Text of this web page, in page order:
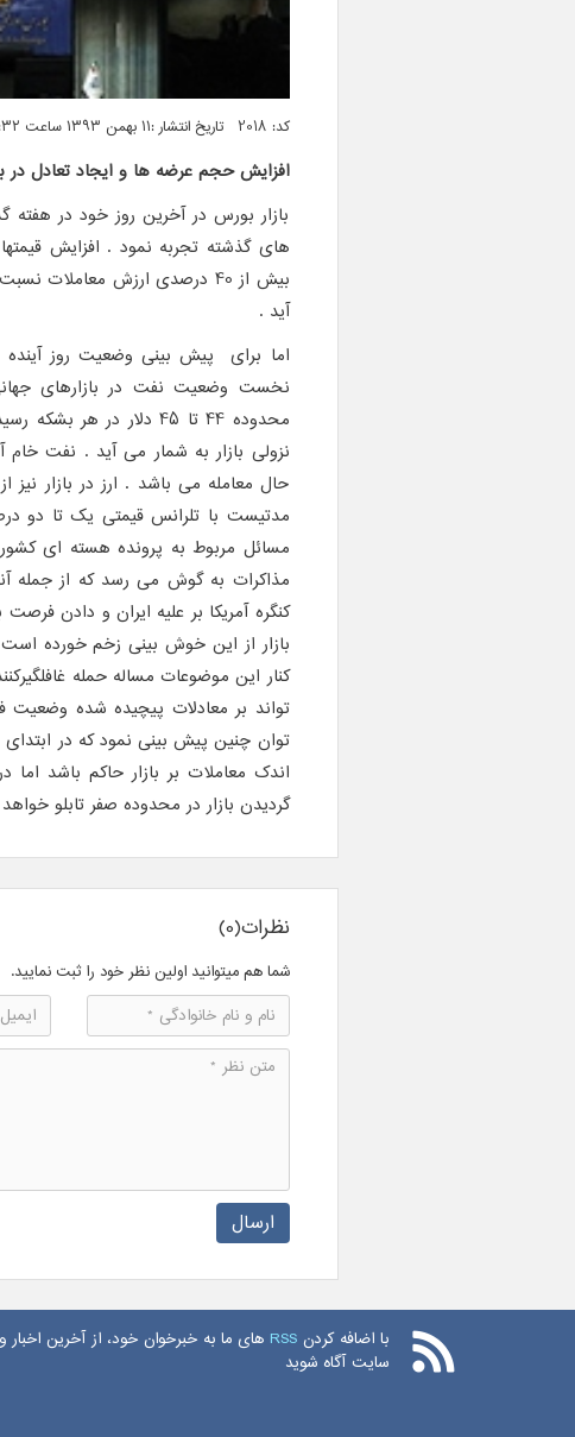
کد: 2018 تاریخ انتشار :۱۱ بهمن ۱۳۹۳ ساعت ۰۴:۳۲
افزایش حجم عرضه ها و ایجاد تعادل در
بازار بورس در آخرین روز خود در
های گذشته تجربه نمود . افزایش
بیش از 40 درصدی ارزش
آید .
اما برای پیش بینی وضعیت روز آینده
نخست وضعیت نفت در بازارهای
محدوده 44 تا 45 دلار
حال معامله می باشد . ارز در بازار نیز
مدتیست با تلرانس قیمتی یک تا دو
مسائل مربوط به پرونده هسته ای
مذاکرات به گوش می رسد که از جمله
کنگره آمریکا بر علیه ایران و دادن
بازار از این خوش بینی زخم خورده
کنار این موضوعات مساله حمله
تواند بر معادلات پیچیده شده وضعیت
توان چنین پیش بینی نمود که در
اندک معاملات بر بازار حاکم باشد
گردیدن بازار در محدوده صفر تابلو
نظرات(0)
شما هم میتوانید اولین نظر خود را ثبت نمایید.
ارسال
با اضافه کردن RSS های ما به خبرخوان خود، از آخرین
سایت آگاه شوید